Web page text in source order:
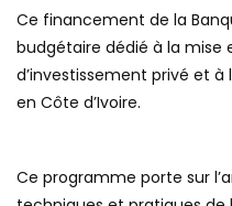
Ce financement de la
budgétaire dédié à la
d’investissement privé et
en Côte d’Ivoire.
Ce programme porte sur